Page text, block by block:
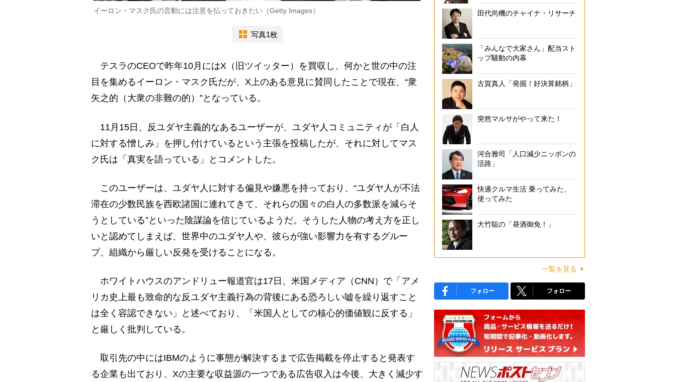
イーロン・マスク氏の言動には注意を払っておきたい（Getty Images）
写真1枚
テスラのCEOで昨年10月にはX（旧ツイッター）を買収し、何かと世の中の注
目を集めるイーロン・マスク氏だが、X上のある意見に賛同したことで現在、“衆
矢之的（大衆の非難の的）”となっている。
11月15日、反ユダヤ主義的なあるユーザーが、ユダヤ人コミュニティが「白人
に対する憎しみ」を押し付けているという主張を投稿したが、それに対してマス
ク氏は「真実を語っている」とコメントした。
このユーザーは、ユダヤ人に対する偏見や嫌悪を持っており、“ユダヤ人が不法
滞在の少数民族を西欧諸国に連れてきて、それらの国々の白人の多数派を減らそ
うとしている”といった陰謀論を信じているようだ。そうした人物の考え方を正し
いと認めてしまえば、世界中のユダヤ人や、彼らが強い影響力を有するグルー
プ、組織から厳しい反発を受けることになる。
ホワイトハウスのアンドリュー報道官は17日、米国メディア（CNN）で「アメ
リカ史上最も致命的な反ユダヤ主義行為の背後にある恐ろしい嘘を繰り返すこと
は全く容認できない」と述べており、「米国人としての核心的価値観に反する」
と厳しく批判している。
取引先の中にはIBMのように事態が解決するまで広告掲載を停止すると発表す
る企業も出ており、Xの主要な収益源の一つである広告収入は今後、大きく減少す
田代尚機のチャイナ・リサーチ
「みんなで大家さん」配当スト
ップ騒動の内幕
古賀真人「発掘！好決算銘柄」
突然マルサがやって来た！
河合雅司「人口減少ニッポンの
活路」
快適クルマ生活 乗ってみた、
使ってみた
大竹聡の「昼酒御免！」
一覧を見る
フォロー フォロー